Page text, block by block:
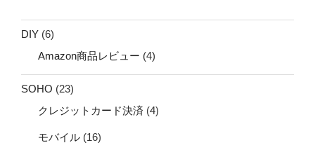
DIY (6)
Amazon商品レビュー (4)
SOHO (23)
クレジットカード決済 (4)
モバイル (16)